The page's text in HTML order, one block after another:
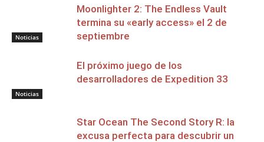
Noticias
Moonlighter 2: The Endless Vault
termina su «early access» el 2 de
septiembre
Noticias
El próximo juego de los
desarrolladores de Expedition 33
Star Ocean The Second Story R: la
excusa perfecta para descubrir un